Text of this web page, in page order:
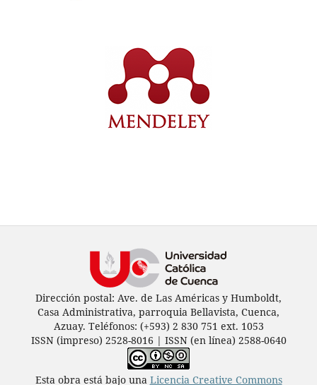
Dirección postal: Ave. de Las Américas y Humboldt,
Casa Administrativa, parroquia Bellavista, Cuenca,
Azuay. Teléfonos: (+593) 2 830 751 ext. 1053
ISSN (impreso) 2528-8016 | ISSN (en línea) 2588-0640
Esta obra está bajo una Licencia Creative Commons